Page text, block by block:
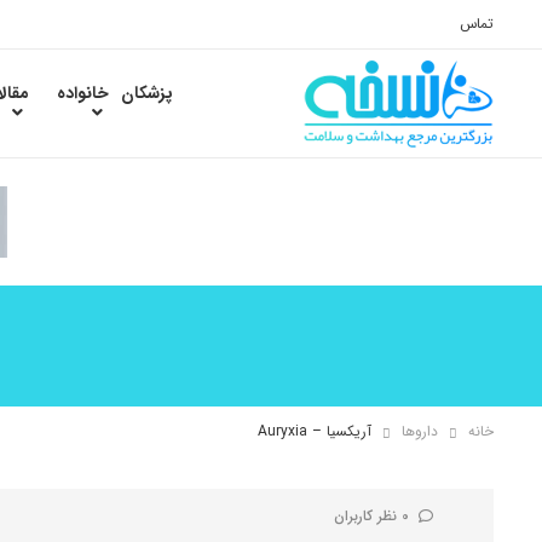
تماس
پزشکان خانواده
خانه داروها آریکسیا – Auryxia
0 نظر کاربران